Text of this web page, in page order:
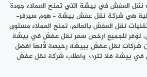
العفش في بيشة التي تمنح العملاء جودة
هي شركة نقل عفش بيشة – هوم سيرفر-
نقل العفش بالعالم، تمنح العملاء مستوى
توفر للجميع ارخص سعر نقل عفش في بيشة
شركات نقل عفش ببيشة رخيصة لأنها افضل
بيشة فلا تتردد واطلب شركة نقل عفش